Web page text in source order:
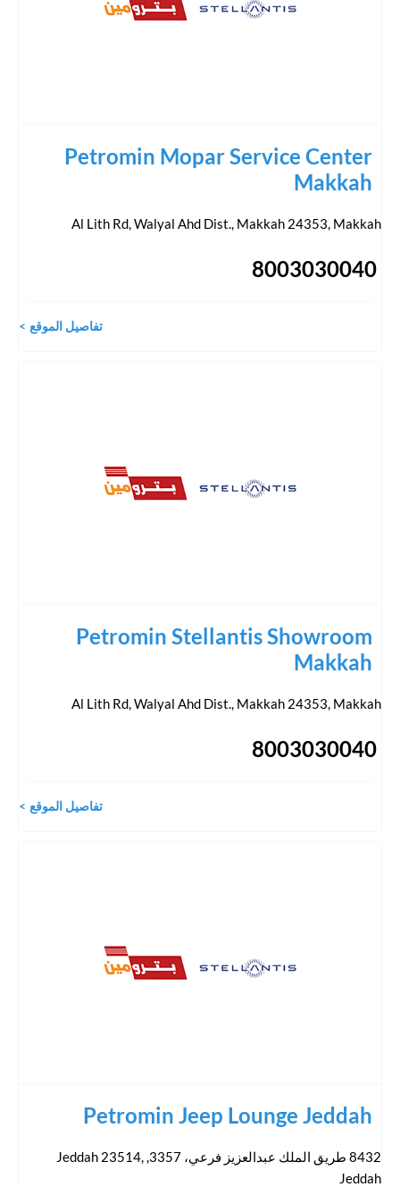
Petromin Mopar Service Center
Makkah
Al Lith Rd, Walyal Ahd Dist., Makkah 24353, Makkah
8003030040
تفاصيل الموقع
Petromin Stellantis Showroom
Makkah
Al Lith Rd, Walyal Ahd Dist., Makkah 24353, Makkah
8003030040
تفاصيل الموقع
Petromin Jeep Lounge Jeddah
8432 طريق الملك عبدالعزيز فرعي، 3357, Jeddah 23514
,
Jeddah